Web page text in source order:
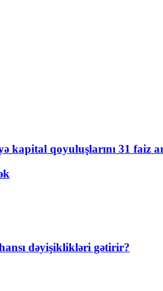
kapital qoyuluşlarını 31 faiz
dəyişiklikləri gətirir?